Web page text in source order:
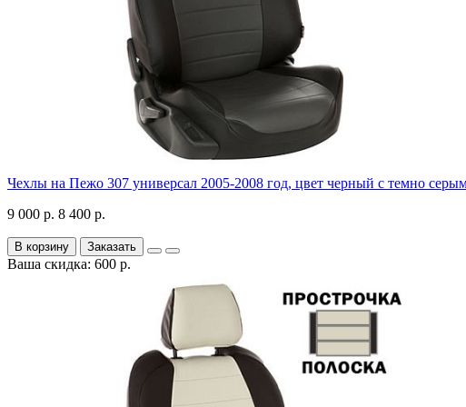
Чехлы на Пежо 307 универсал 2005-2008 год, цвет черный с темно
9 000 р. 8 400 р.
В корзину Заказать
Ваша скидка: 600 р.